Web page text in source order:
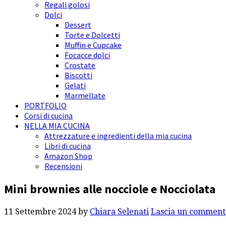
Regali golosi
Dolci
Dessert
Torte e Dolcetti
Muffin e Cupcake
Focacce dolci
Crostate
Biscotti
Gelati
Marmellate
PORTFOLIO
Corsi di cucina
NELLA MIA CUCINA
Attrezzature e ingredienti della mia cucina
Libri di cucina
Amazon Shop
Recensioni
Mini brownies alle nocciole e Nocciolata
11 Settembre 2024by Chiara Selenati Lascia un